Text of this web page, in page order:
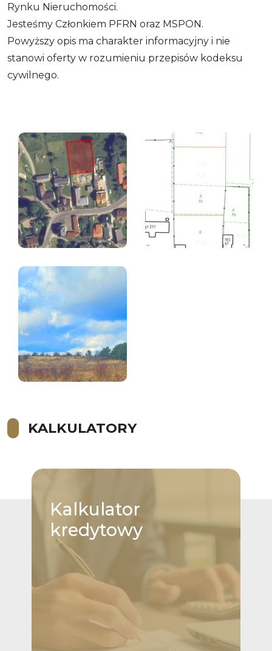
Rynku Nieruchomości.
Jesteśmy Członkiem PFRN oraz MSPON.
Powyższy opis ma charakter informacyjny i nie
stanowi oferty w rozumieniu przepisów kodeksu
cywilnego.
KALKULATORY
Kalkulator
kredytowy